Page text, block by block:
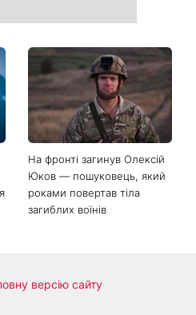
На фронті загинув Олексій
Юков — пошуковець, який
роками повертав тіла
загиблих воїнів
версію сайту